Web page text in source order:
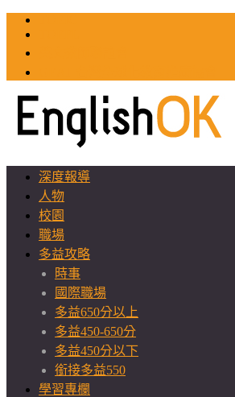
深度報導
人物
校園
職場
多益攻略
時事
國際職場
多益650分以上
多益450-650分
多益450分以下
銜接多益550
學習專欄